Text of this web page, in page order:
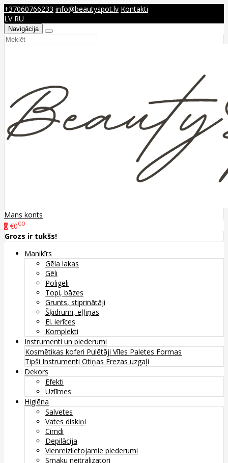
+37060766233 info@beautyspot.lv Kontakti
LV RU
Navigācija
Mans konts
0 €000
Grozs ir tukšs!
Manikīrs
Gēla lakas
Gēli
Poligeli
Topi, bāzes
Grunts, stiprinātāji
Šķidrumi, eļļiņas
El. ierīces
Komplekti
Instrumenti un piederumi
Kosmētikas koferi Pulētāji Vīles Paletes Formas
Tipši Instrumenti Otiņas Frezas uzgaļi
Dekors
Efekti
Uzlīmes
Higiēna
Salvetes
Vates diskiņi
Cimdi
Depilācija
Vienreizlietojamie piederumi
Smaku neitralizatori